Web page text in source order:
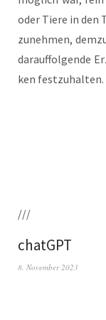
oder Tie­re in
zu­neh­men,
dar­auf­fol­gen­de
ken
///
chatGPT
8. November 2023